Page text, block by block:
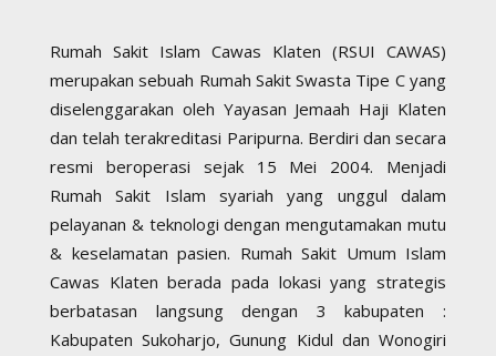
Rumah Sakit Islam Cawas Klaten (RSUI CAWAS)
merupakan sebuah Rumah Sakit Swasta Tipe C yang
diselenggarakan oleh Yayasan Jemaah Haji Klaten
dan telah terakreditasi Paripurna. Berdiri dan secara
resmi beroperasi sejak 15 Mei 2004. Menjadi
Rumah Sakit Islam syariah yang unggul dalam
pelayanan & teknologi dengan mengutamakan mutu
& keselamatan pasien. Rumah Sakit Umum Islam
Cawas Klaten berada pada lokasi yang strategis
berbatasan langsung dengan 3 kabupaten :
Kabupaten Sukoharjo, Gunung Kidul dan Wonogiri